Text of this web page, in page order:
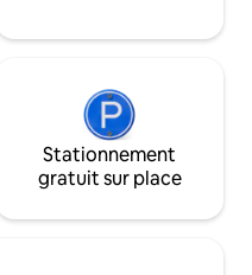
Stationnement
gratuit sur place